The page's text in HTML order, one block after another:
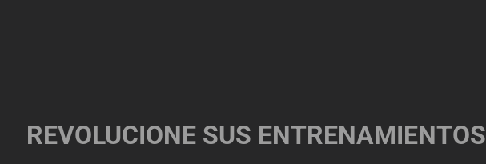
REVOLUCIONE SUS ENTRENAMIENTOS